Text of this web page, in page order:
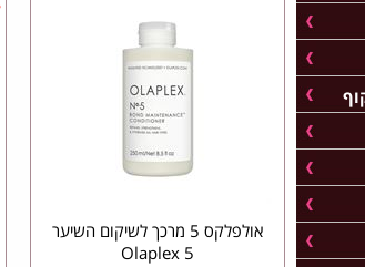
אולפלקס 5 מרכך לשיקום השיער
Olaplex 5